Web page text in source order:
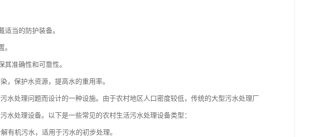
当的防护装备。
。
准确性和可靠性。
，保护水资源，提高水的重用率。
水处理问题而设计的一种设施。由于农村地区人口密度较低，传统的大型污水处理厂
水处理设备。以下是一些常见的农村生活污水处理设备类型：
有机污水，适用于污水的初步处理。